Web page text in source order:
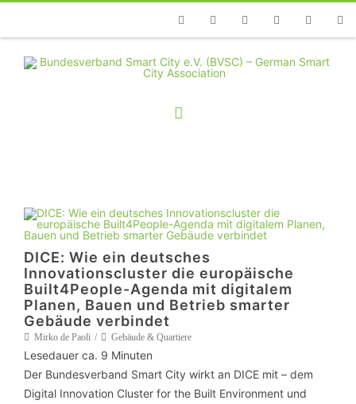
TelefonFacebookTwitterYoutubeInstagramLinkedin
DICE: Wie ein deutsches
Innovationscluster die europäische
Built4People-Agenda mit digitalem
Planen, Bauen und Betrieb smarter
Gebäude verbindet
Mirko de Paoli Gebäude & Quartiere
Lesedauer ca. 9 Minuten
Der Bundesverband Smart City wirkt an DICE mit – dem
Digital Innovation Cluster for the Built Environment und